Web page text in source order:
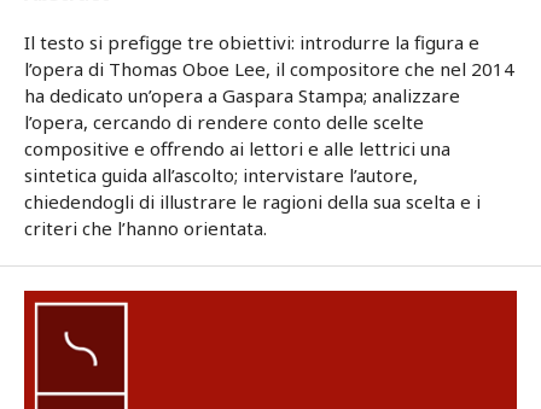
Il testo si prefigge tre obiettivi: introdurre la figura e
l’opera di Thomas Oboe Lee, il compositore che nel 2014
ha dedicato un’opera a Gaspara Stampa; analizzare
l’opera, cercando di rendere conto delle scelte
compositive e offrendo ai lettori e alle lettrici una
sintetica guida all’ascolto; intervistare l’autore,
chiedendogli di illustrare le ragioni della sua scelta e i
criteri che l’hanno orientata.